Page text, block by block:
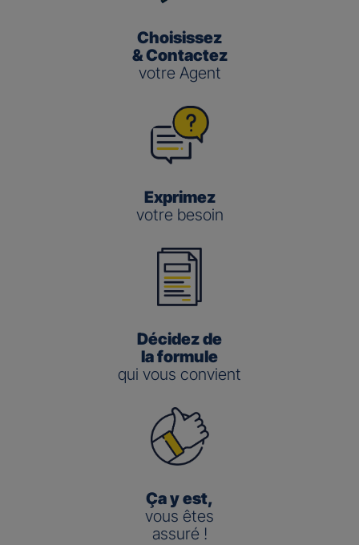
Choisissez
& Contactez
votre Agent
Exprimez
votre besoin
Décidez de
la formule
qui vous convient
Ça y est,
vous êtes
assuré !